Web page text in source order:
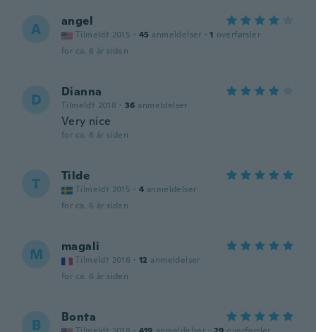
A angel
Tilmeldt 2015 · 45 anmeldelser · 1 overførsler
for ca. 6 år siden
D Dianna
Tilmeldt 2018 · 36 anmeldelser
Very nice
for ca. 6 år siden
T Tilde
Tilmeldt 2015 · 4 anmeldelser
for ca. 6 år siden
M magali
Tilmeldt 2016 · 12 anmeldelser
for ca. 6 år siden
B Bonta